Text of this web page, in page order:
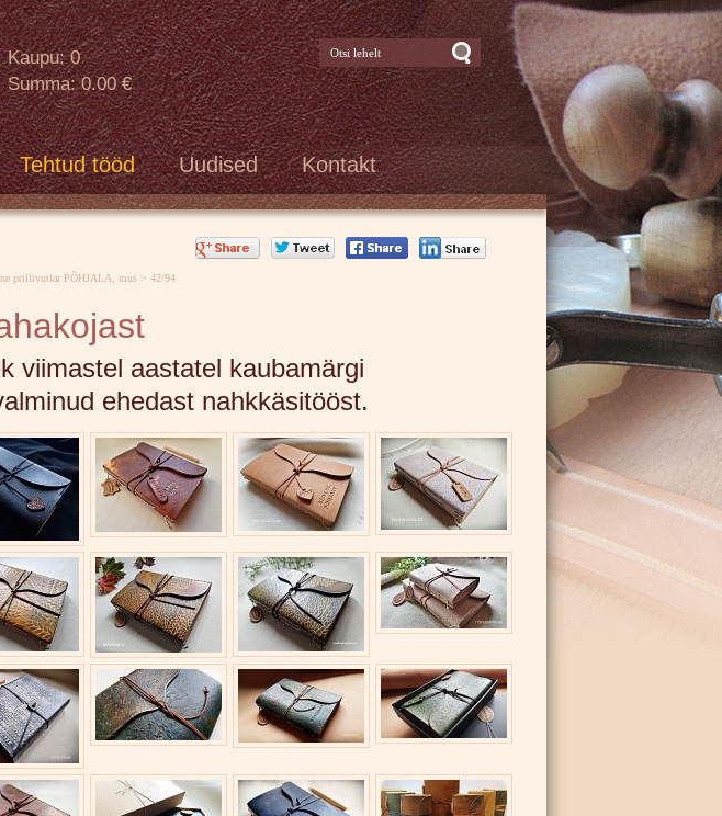
Kaupu: 0
Summa: 0.00 €
Otsi
lehelt täisnahast nimeline prillivutlar
pÕhjala, mustjas | nahatööd
nahakojast
Press for Otsi lehelt tehtud
tööd
Tehtud tööd Uudised Kontakt
prillivutlar PÕHJALA, mus> 42/94
viimastel aastatel kaubamärgi
ehedast nahkkäsitööst.